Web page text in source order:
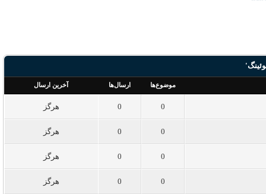
موضوع‌ها ارسال‌ها آخرین ارسال
هرگز
هرگز
هرگز
هرگز